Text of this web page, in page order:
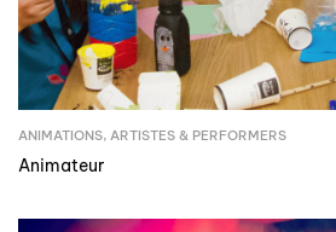
ANIMATIONS, ARTISTES & PERFORMERS
Animateur